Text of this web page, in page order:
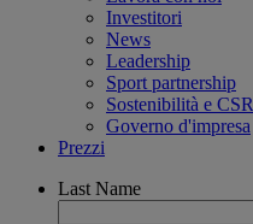
Investitori
News
Leadership
Sport partnership
Sostenibilità e CSR
Governo d'impresa
Prezzi
Last Name